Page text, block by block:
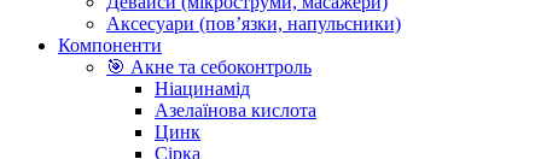
Аксесуари (повʼязки, напульсники)
Компоненти
🎯 Акне та себоконтроль
Ніацинамід
Азелаїнова кислота
Цинк
Сірка